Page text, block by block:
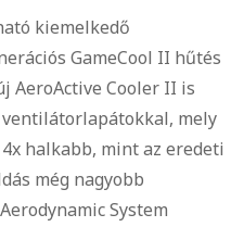
kiemelkedő
GameCool II hűtés
AeroActive Cooler II is
mely
halkabb, mint az eredeti
még nagyobb
System